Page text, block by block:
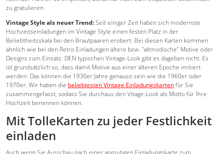
zu gratulieren.
Vintage Style als neuer Trend:Seit einiger Zeit haben sich modernste
Hochzeitseinladungen im Vintage Style einen festen Platz in der
Beliebtheitsskala bei den Brautpaaren erobert. Bei diesen Karten kommen
ähnlich wie bei den Retro Einladungen ältere bzw. "altmodische" Motive oder
Designs zum Einsatz. DEN typischen Vintage-Look gibt es dageben nicht. Es
ist grundsätzlich so, dass damit Motive aus einer älteren Epoche imitiert
werden. Das können die 1930er Jahre genauso sein wie die 1960er oder
1970er. Wir haben die beliebtesten Vintage Einladungskartenfür Sie
zusammengefasst, sodass Sie durchaus den Vitage-Look als Motto für Ihre
Hochzeit benennen können.
Mit TolleKarten zu jeder Festlichkeit
einladen